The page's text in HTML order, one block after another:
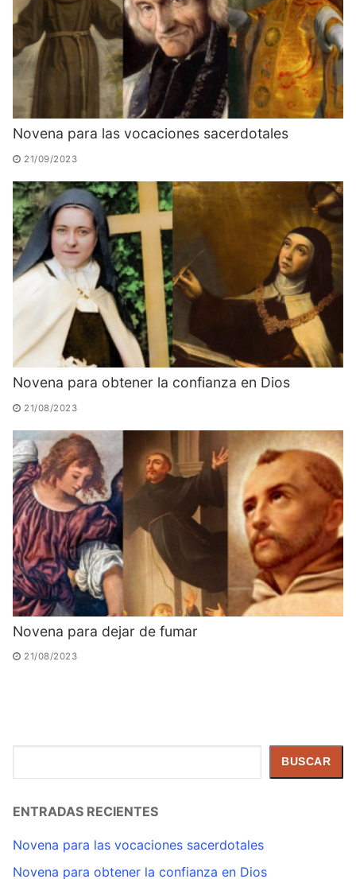
Novena para las vocaciones sacerdotales
21/09/2023
Novena para obtener la confianza en Dios
21/08/2023
Novena para dejar de fumar
21/08/2023
BUSCAR
ENTRADAS RECIENTES
Novena para las vocaciones sacerdotales
Novena para obtener la confianza en Dios